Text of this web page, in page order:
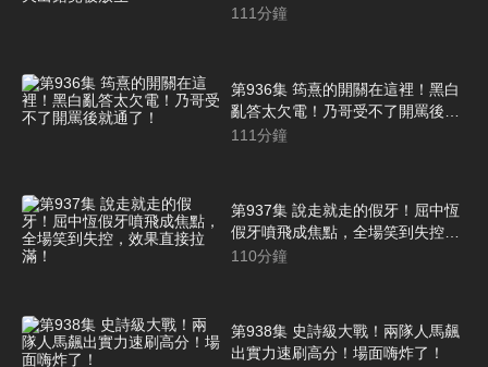
111分鐘
第936集 筠熹的開關在這裡！黑白
亂答太欠電！乃哥受不了開罵後就
通了！
111分鐘
第937集 說走就走的假牙！屈中恆
假牙噴飛成焦點，全場笑到失控，
效果直接拉滿！
110分鐘
第938集 史詩級大戰！兩隊人馬飆
出實力速刷高分！場面嗨炸了！